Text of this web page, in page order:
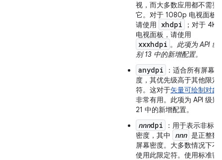
视，而大多数应用都不需要
它。对于 1080p 电视面板
请使用
xhdpi
；对于 4K
电视面板，请使用
xxxhdpi 。 此项为 API 级
别 13 中的新增配置。
anydpi
：适合所有屏幕密
度，其优先级高于其他限定
符。这对于矢量可绘制对象
非常有用。此项为 API 级别
21 中的新增配置。
nnndpi
：用于表示非标准
密度，其中
nnn 是正整数
屏幕密度。大多数情况下不
使用此限定符。使用标准密